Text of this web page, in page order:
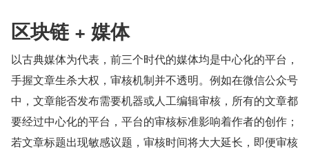
区块链 + 媒体
以古典媒体为代表，前三个时代的媒体均是中心化的平台，
手握文章生杀大权，审核机制并不透明。例如在微信公众号
中，文章能否发布需要机器或人工编辑审核，所有的文章都
要经过中心化的平台，平台的审核标准影响着作者的创作；
若文章标题出现敏感议题，审核时间将大大延长，即便审核